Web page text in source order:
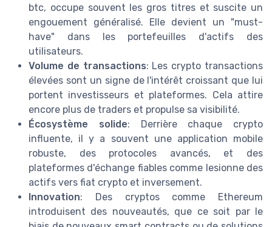
btc, occupe souvent les gros titres et suscite un
engouement généralisé. Elle devient un "must-
have" dans les portefeuilles d'actifs des
utilisateurs.
Volume de transactions: Les crypto transactions
élevées sont un signe de l'intérêt croissant que lui
portent investisseurs et plateformes. Cela attire
encore plus de traders et propulse sa visibilité.
Écosystème solide: Derrière chaque crypto
influente, il y a souvent une application mobile
robuste, des protocoles avancés, et des
plateformes d'échange fiables comme lesionne des
actifs vers fiat crypto et inversement.
Innovation: Des cryptos comme Ethereum
introduisent des nouveautés, que ce soit par le